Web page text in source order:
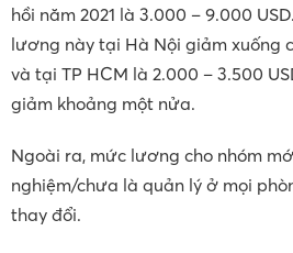
hồi năm 2021 là 3.000 – 9.000
lương này tại Hà Nội giảm xuống
và tại TP HCM là 2.000 – 3.500
giảm khoảng một nửa.
Ngoài ra, mức lương cho nhóm
nghiệm/chưa là quản lý ở mọi
thay đổi.